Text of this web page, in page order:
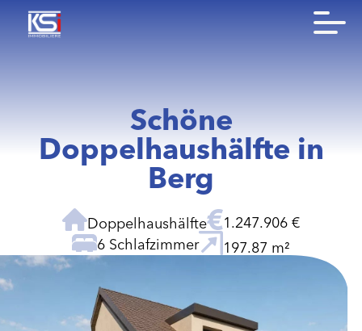
Schöne
Doppelhaushälfte in
Berg
Doppelhaushälfte
1.247.906 €
6 Schlafzimmer
197.87 m²